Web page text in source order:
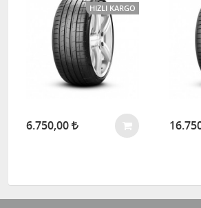
HIZLI KARGO
6.750,00